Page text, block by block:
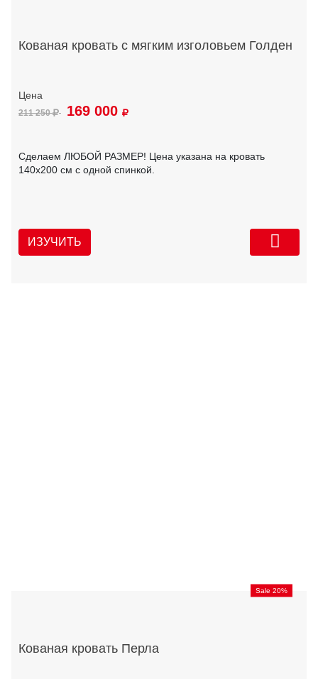
Кованая кровать с мягким изголовьем Голден
211 250 169 000
Сделаем ЛЮБОЙ РАЗМЕР! Цена указана на кровать
140х200 см с одной спинкой.
ИЗУЧИТЬ
Sale 20%
Кованая кровать Перла